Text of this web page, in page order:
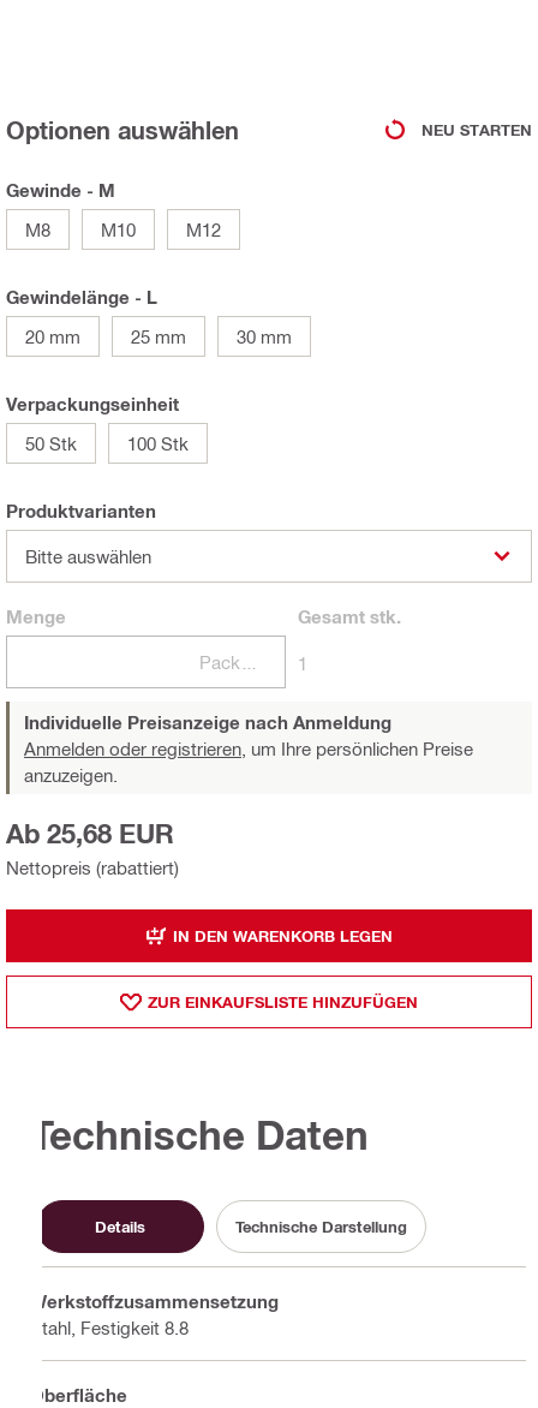
Optionen auswählen NEU STARTEN
Gewinde - M
M8
M10 M12
Gewindelänge - L
20 mm
25 mm 30 mm
Verpackungseinheit
50 Stk
100 Stk
Produktvarianten
Bitte auswählen
Menge Gesamtstk.
1
Individuelle Preisanzeige nach Anmeldung
Anmelden oder registrieren, um Ihre persönlichen Preise
anzuzeigen.
Nettopreis (rabattiert)
Ab 25,68 EUR
IN DEN WARENKORB LEGEN
ZUR EINKAUFSLISTE HINZUFÜGEN
Technische Daten
Details Technische Darstellung
Werkstoffzusammensetzung
Stahl, Festigkeit 8.8
Oberfläche